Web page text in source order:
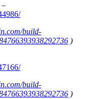
–
build-
)
build-
)